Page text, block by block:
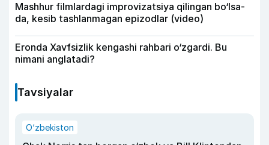
Mashhur filmlardagi improvizatsiya qilingan bo‘lsa-
da, kesib tashlanmagan epizodlar (video)
Eronda Xavfsizlik kengashi rahbari o‘zgardi. Bu
nimani anglatadi?
Tavsiyalar
O‘zbekiston